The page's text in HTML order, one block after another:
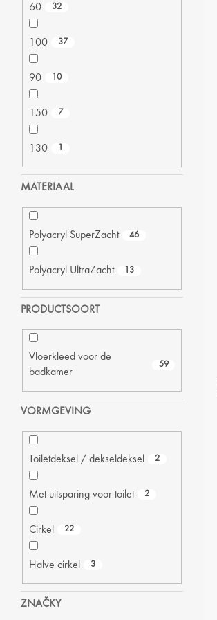
ZNAČKY
60 32
100 37
90 10
150 7
130 1
MATERIAAL
Polyacryl SuperZacht 46
Polyacryl UltraZacht 13
PRODUCTSOORT
Vloerkleed voor de
badkamer
59
VORMGEVING
Toiletdeksel / dekseldeksel 2
Met uitsparing voor toilet 2
Cirkel 22
Halve cirkel 3